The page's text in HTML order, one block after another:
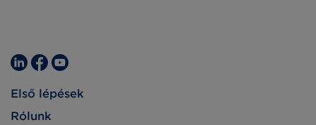
Első lépések
Rólunk